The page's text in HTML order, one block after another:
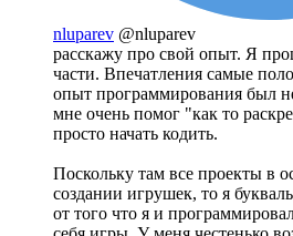
nluparev @nluparev
расскажу про свой опыт. Я
части. Впечатления самые
опыт программирования был
мне очень помог "как то
просто начать кодить.
Поскольку там все проекты в
создании игрушек, то я
от того что я и